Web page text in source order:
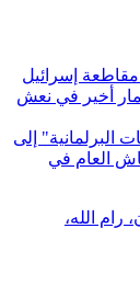
مقاطعة إسرائيل
أخير في نعش
البرلمانية" إلى
العام في
رام الله،